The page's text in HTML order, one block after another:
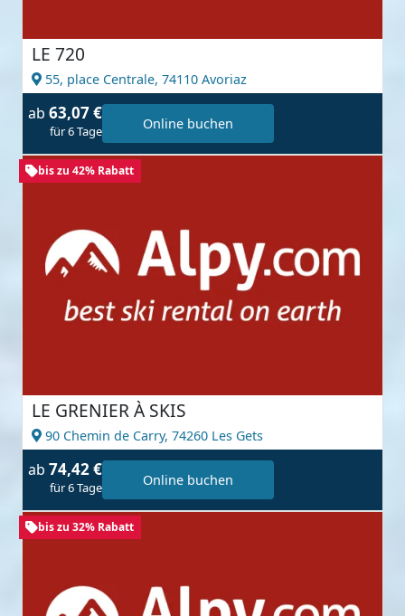
LE 720
55, place Centrale, 74110 Avoriaz
ab 63,07 €
für 6 Tage Online buchen
bis zu 42% Rabatt
LE GRENIER À SKIS
90 Chemin de Carry, 74260 Les Gets
ab 74,42 €
für 6 Tage Online buchen
bis zu 32% Rabatt